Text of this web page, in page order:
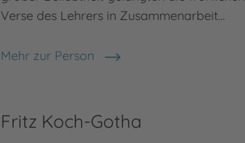
Verse des Lehrers in Zusammenarbeit…
Mehr zur Person
Albert Sixtus
Fritz Koch-Gotha